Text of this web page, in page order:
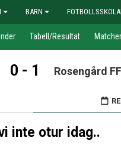
BARN
Tabell/Resultat Matcher
0 - 1 Rosengård FF
inte otur idag..